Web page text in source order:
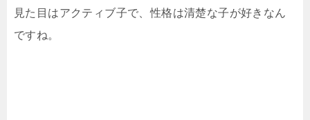
見た目はアクティブ子で、性格は清楚な子が好きなん
ですね。